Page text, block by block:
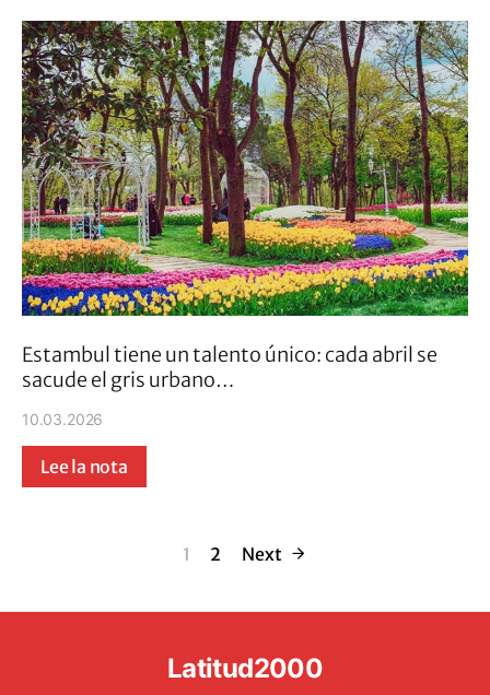
Estambul tiene un talento único: cada abril se
sacude el gris urbano…
10.03.2026
Lee la nota
Paginación de
1 2 Next
Latitud2000